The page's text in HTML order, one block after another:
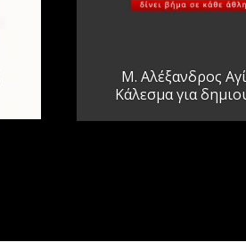
Μ. Αλέξανδρος
Κάλεσμα για